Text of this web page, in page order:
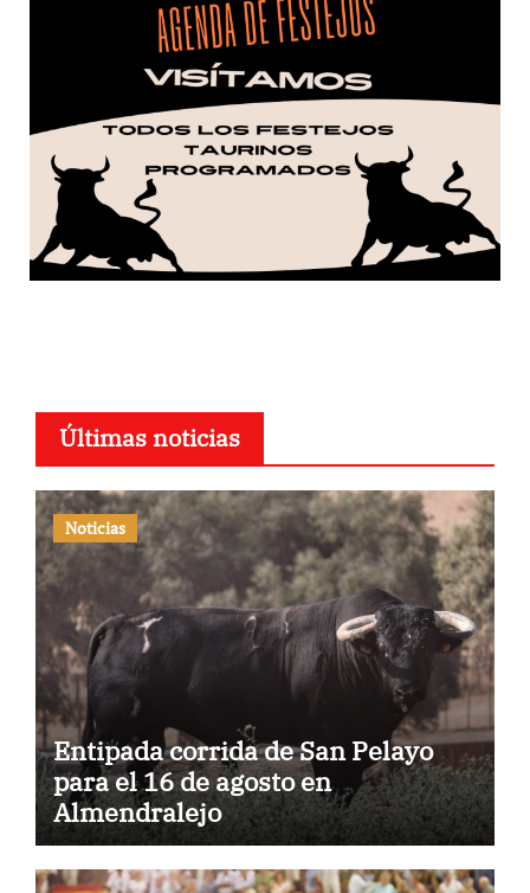
Últimas noticias
Noticias
Entipada corrida de San Pelayo
para el 16 de agosto en
Almendralejo